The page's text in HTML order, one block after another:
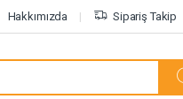
Hakkımızda Sipariş Takip